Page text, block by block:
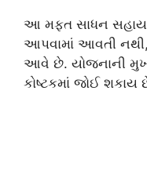
આ મફત સાધન સહાય
આપવામાં આવતી
આવે છે. યોજનાની
કોષ્ટકમાં જોઈ શકાય